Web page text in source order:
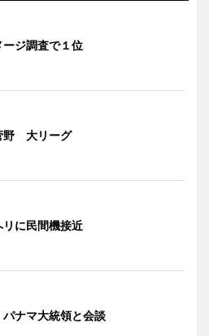
ジ調査で１位
野 大リーグ
に民間機接近
パナマ大統領と会談